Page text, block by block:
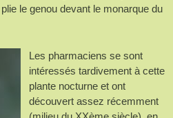
le genou devant le monarque du
Les pharmaciens se sont
intéressés tardivement à cette
plante nocturne et ont
découvert assez récemment